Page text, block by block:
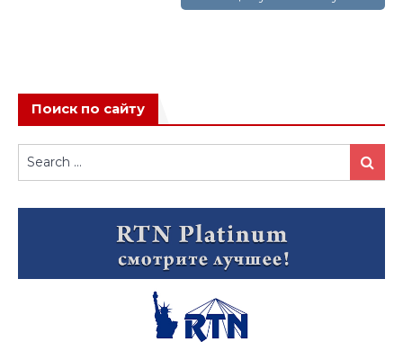
Поиск по сайту
Search
for:
Search